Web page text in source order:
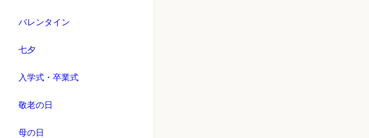
バレンタイン
七夕
入学式・卒業式
敬老の日
母の日